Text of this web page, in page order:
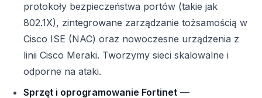
protokoły bezpieczeństwa portów (takie jak
802.1X), zintegrowane zarządzanie tożsamością w
Cisco ISE (NAC) oraz nowoczesne urządzenia z
linii Cisco Meraki. Tworzymy sieci skalowalne i
odporne na ataki.
Sprzęt i oprogramowanie Fortinet —